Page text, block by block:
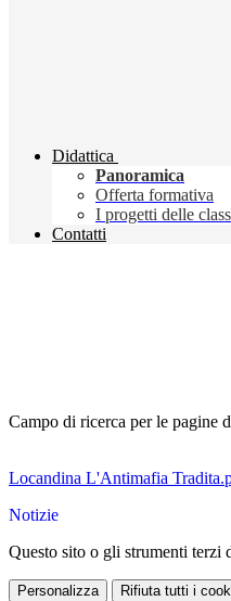
Didattica
Panoramica
Offerta formativa
I progetti delle
Contatti
Campo di ricerca per le pagine
Locandina L'Antimafia
Notizie
Questo sito o gli strumenti terzi
Personalizza Rifiuta tutti i